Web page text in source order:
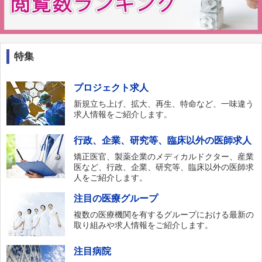
特集
プロジェクト求人
新規立ち上げ、拡大、再生、特命など、一味違う
求人情報をご紹介します。
行政、企業、研究等、臨床以外の医師求人
矯正医官、製薬企業のメディカルドクター、産業
医など、行政、企業、研究等、臨床以外の医師求
人をご紹介します。
注目の医療グループ
複数の医療機関を有するグループにおける最新の
取り組みや求人情報をご紹介します。
注目病院